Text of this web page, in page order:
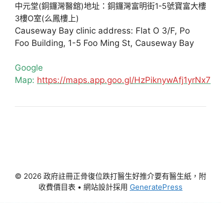
中元堂(銅鑼灣醫舘)地址：銅鑼灣富明街1-5號寶富大樓
3樓O室(么鳳樓上)
Causeway Bay clinic address: Flat O 3/F, Po
Foo Building, 1-5 Foo Ming St, Causeway Bay
Google
Map: https://maps.app.goo.gl/HzPiknywAfj1yrNx7
© 2026 政府註冊正骨復位跌打醫生好推介要有醫生紙，附
收費價目表 • 網站設計採用 GeneratePress